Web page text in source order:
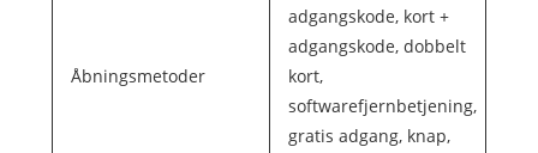
Åbningsmetoder
adgangskode, kort +
adgangskode, dobbelt
kort,
softwarefjernbetjening,
gratis adgang, knap,